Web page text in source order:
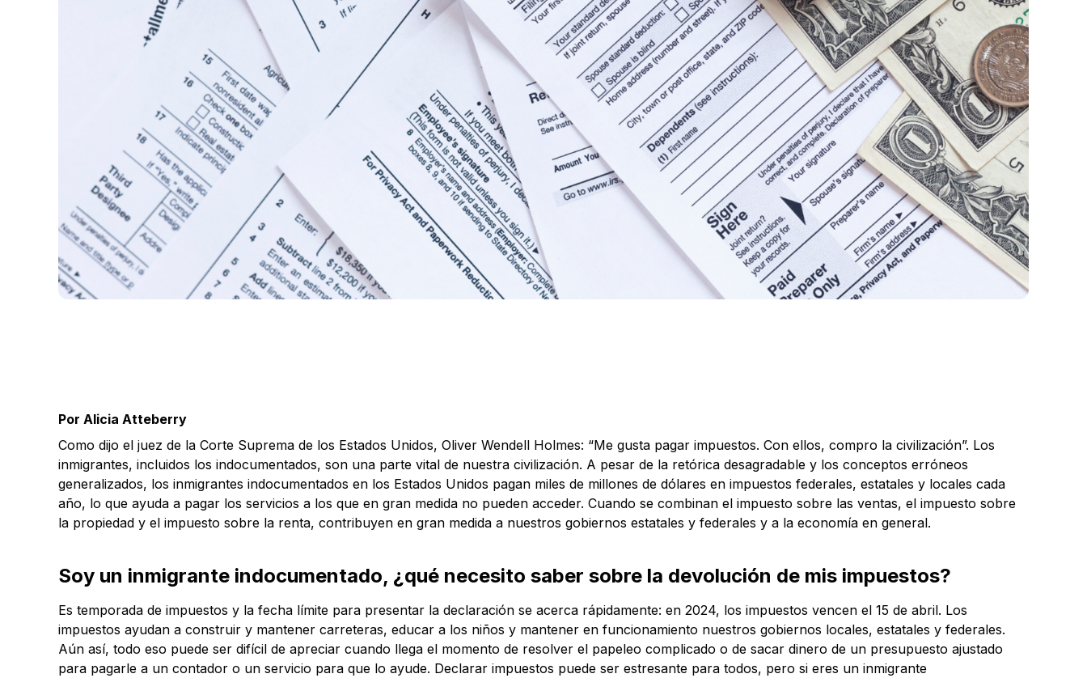
Por Alicia Atteberry
Como dijo el juez de la Corte Suprema de los Estados Unidos, Oliver Wendell Holmes: “Me gusta pagar impuestos. Con ellos, compro la civilización”. Los
inmigrantes, incluidos los indocumentados, son una parte vital de nuestra civilización. A pesar de la retórica desagradable y los conceptos erróneos
generalizados, los inmigrantes indocumentados en los Estados Unidos pagan miles de millones de dólares en impuestos federales, estatales y locales cada
año, lo que ayuda a pagar los servicios a los que en gran medida no pueden acceder. Cuando se combinan el impuesto sobre las ventas, el impuesto sobre
la propiedad y el impuesto sobre la renta, contribuyen en gran medida a nuestros gobiernos estatales y federales y a la economía en general.
Soy un inmigrante indocumentado, ¿qué necesito saber sobre la devolución de mis impuestos?
Es temporada de impuestos y la fecha límite para presentar la declaración se acerca rápidamente: en 2024, los impuestos vencen el 15 de abril. Los
impuestos ayudan a construir y mantener carreteras, educar a los niños y mantener en funcionamiento nuestros gobiernos locales, estatales y federales.
Aún así, todo eso puede ser difícil de apreciar cuando llega el momento de resolver el papeleo complicado o de sacar dinero de un presupuesto ajustado
para pagarle a un contador o un servicio para que lo ayude. Declarar impuestos puede ser estresante para todos, pero si eres un inmigrante